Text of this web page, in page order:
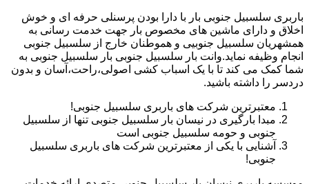
باربری سلسبیل جنوبی بار با دارا بودن پرسنلی حرفه ای و خوش
اخلاق و دارای ماشین های مخصوص بار جهت خدمت رسانی به
همشهریان سلسبیل جنوبیی و هموطنان خارج از سلسبیل جنوبی
انجام وظیفه نماید.وانت بار سلسبیل جنوبی بار سلسبیل جنوبی به
شما کمک می کند تا با یک اسباب کشی اصولی،راحت،آسان و بدون
دردسر را داشته باشید.
معتبرترین شرکت های باربری سلسبیل جنوبی!
مبدا بارگیری در نیسان بار سلسبیل جنوبی تنها از سلسبیل
جنوبی و حومه سلسبیل جنوبی است
آشنایی با یکی از معتبرترین شرکت های باربری سلسبیل
جنوبی!